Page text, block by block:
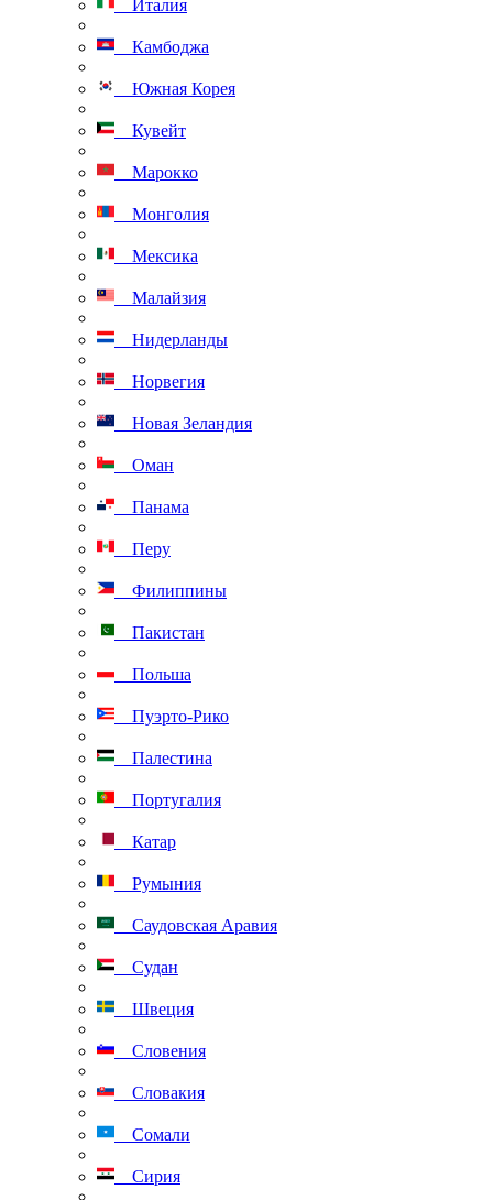
Италия
Камбоджа
Южная Корея
Кувейт
Марокко
Монголия
Мексика
Малайзия
Нидерланды
Норвегия
Новая Зеландия
Оман
Панама
Перу
Филиппины
Пакистан
Польша
Пуэрто-Рико
Палестина
Португалия
Катар
Румыния
Саудовская Аравия
Судан
Швеция
Словения
Словакия
Сомали
Сирия